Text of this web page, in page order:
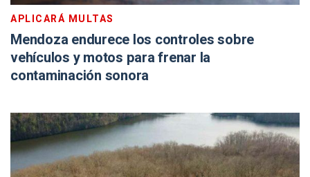
APLICARÁ MULTAS
Mendoza endurece los controles sobre
vehículos y motos para frenar la
contaminación sonora